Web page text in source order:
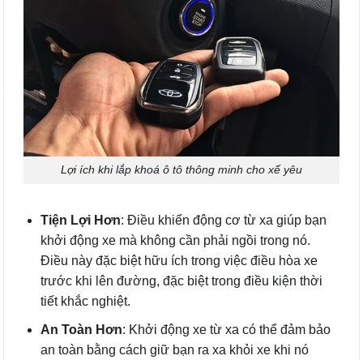
Lợi ích khi lắp khoá ô tô thông minh cho xế yêu
Tiện Lợi Hơn: Điều khiển động cơ từ xa giúp bạn
khởi động xe mà không cần phải ngồi trong nó.
Điều này đặc biệt hữu ích trong việc điều hòa xe
trước khi lên đường, đặc biệt trong điều kiện thời
tiết khắc nghiệt.
An Toàn Hơn: Khởi động xe từ xa có thể đảm bảo
an toàn bằng cách giữ bạn ra xa khỏi xe khi nó